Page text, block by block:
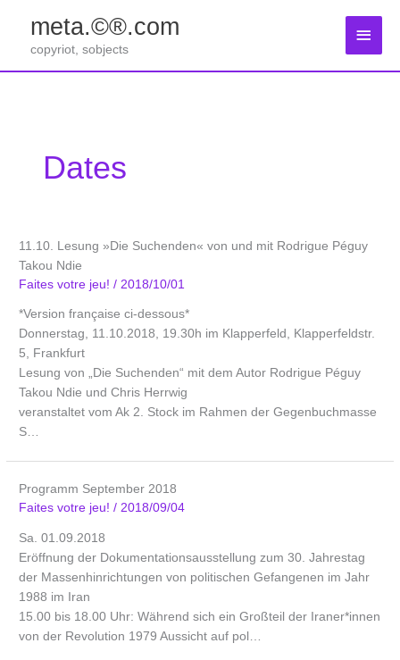
springen
meta.©®.com
copyriot, sobjects
Dates
11.10. Lesung »Die Suchenden« von und mit Rodrigue Péguy
Takou Ndie
Faites votre jeu!/ 2018/10/01
*Version française ci-dessous*
Donnerstag, 11.10.2018, 19.30h im Klapperfeld, Klapperfeldstr.
5, Frankfurt
Lesung von „Die Suchenden“ mit dem Autor Rodrigue Péguy
Takou Ndie und Chris Herrwig
veranstaltet vom Ak 2. Stock im Rahmen der Gegenbuchmasse
S…
Programm September 2018
Faites votre jeu!/2018/09/04
Sa. 01.09.2018
Eröffnung der Dokumentationsausstellung zum 30. Jahrestag
der Massen­hinrichtungen von politischen Gefangenen im Jahr
1988 im Iran
15.00 bis 18.00 Uhr: Während sich ein Großteil der Iraner*innen
von der Revolution 1979 Aussicht auf pol…